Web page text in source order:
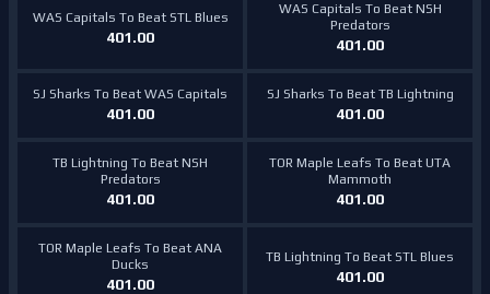
WAS Capitals To Beat STL Blues
401.00
WAS Capitals To Beat NSH
Predators
401.00
SJ Sharks To Beat WAS Capitals
401.00
SJ Sharks To Beat TB Lightning
401.00
TB Lightning To Beat NSH
Predators
401.00
TOR Maple Leafs To Beat UTA
Mammoth
401.00
TOR Maple Leafs To Beat ANA
Ducks
401.00
TB Lightning To Beat STL Blues
401.00